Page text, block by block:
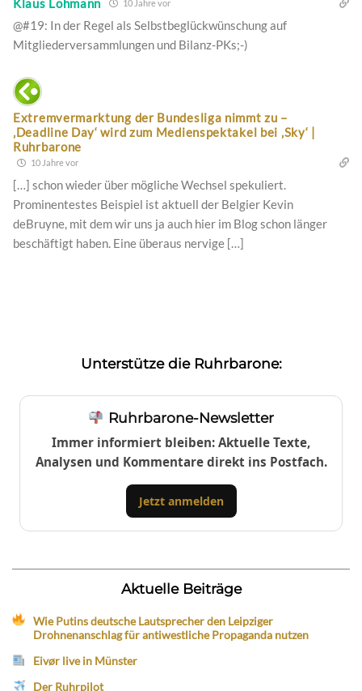
Klaus Lohmann 10 Jahre vor
@#19: In der Regel als Selbstbeglückwünschung auf
Mitgliederversammlungen und Bilanz-PKs;-)
Extremvermarktung der Bundesliga nimmt zu –
‚Deadline Day‘ wird zum Medienspektakel bei ‚Sky‘ |
Ruhrbarone
10 Jahre vor
[…] schon wieder über mögliche Wechsel spekuliert.
Prominentestes Beispiel ist aktuell der Belgier Kevin
deBruyne, mit dem wir uns ja auch hier im Blog schon länger
beschäftigt haben. Eine überaus nervige […]
Unterstütze die Ruhrbarone:
Ruhrbarone-Newsletter
Immer informiert bleiben: Aktuelle Texte,
Analysen und Kommentare direkt ins Postfach.
Jetzt anmelden
Aktuelle Beiträge
Wie Putins deutsche Lautsprecher den Leipziger
Drohnenanschlag für antiwestliche Propaganda nutzen
Eivør live in Münster
Der Ruhrpilot